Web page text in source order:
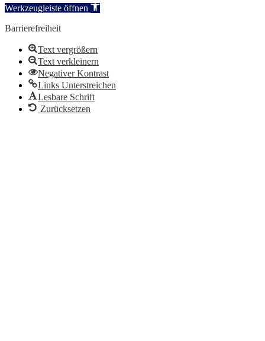
Werkzeugleiste öffnen
Barrierefreiheit
Text vergrößern
Text verkleinern
Negativer Kontrast
Links Unterstreichen
Lesbare Schrift
Zurücksetzen